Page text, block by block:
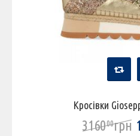
Кросівки
316000грн